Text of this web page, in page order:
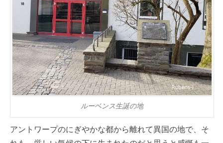
ルーベンス生誕の地
アントワープのにぎやかな都から離れて異国の地で、そ